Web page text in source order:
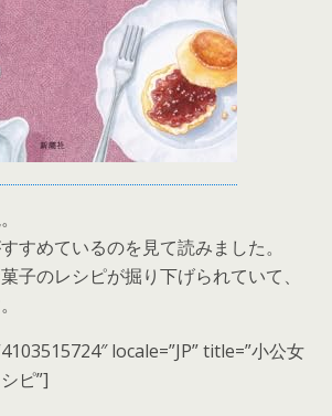
すめているのを見て読みました。
子のレシピが掘り下げられていて、
locale=”JP” title=”小公女
ピ”]